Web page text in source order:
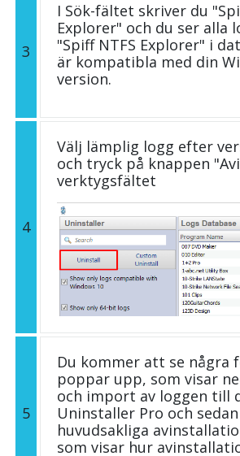
3
I Sök-fältet skriver du
Explorer" och du ser alla
"Spiff NTFS Explorer" i
är kompatibla med din
version.
4
Välj lämplig logg efter
och tryck på knappen
verktygsfältet
5
Du kommer att se några
poppar upp, som visar
och import av loggen till
Uninstaller Pro och
huvudsakliga
som visar hur